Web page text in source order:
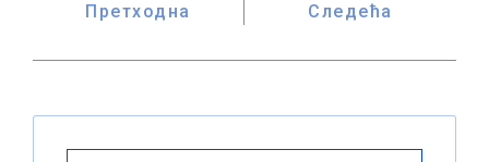
Претходна Следећа